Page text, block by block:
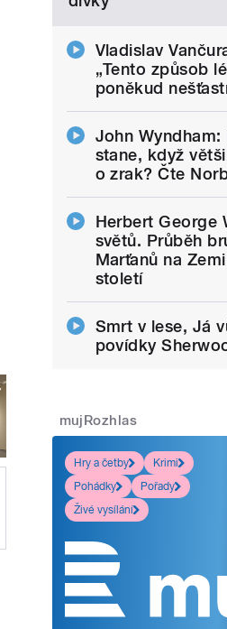
Vladislav
„Tento způsob
poněkud
John
stane, když
o zrak? Čte
Herbert George
světů. Průběh
Marťanů na
století
Smrt v lese, Já
povídky
mujRozhlas
Hry a četby
Krimi
Pohádky
Pořady
Živé vysílání